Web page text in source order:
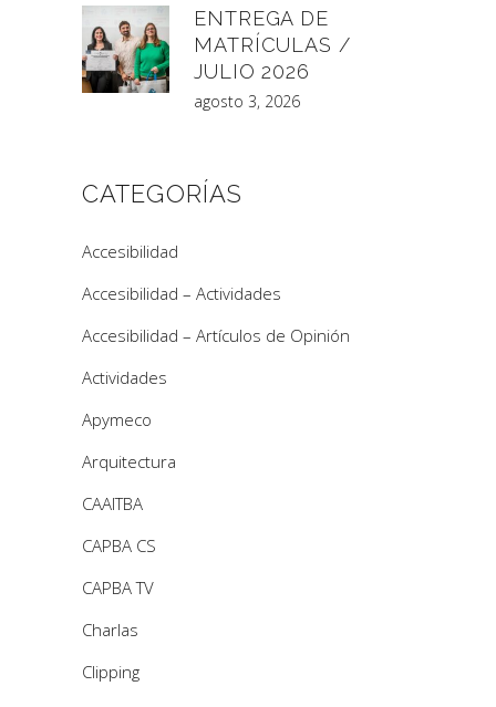
ENTREGA DE
MATRÍCULAS /
JULIO 2026
agosto 3, 2026
CATEGORÍAS
Accesibilidad
Accesibilidad – Actividades
Accesibilidad – Artículos de Opinión
Actividades
Apymeco
Arquitectura
CAAITBA
CAPBA CS
CAPBA TV
Charlas
Clipping